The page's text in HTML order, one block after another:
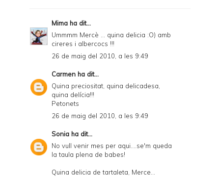
Mima ha dit...
Ummmm Mercè ... quina delicia :O) amb
cireres i albercocs !!!
26 de maig del 2010, a les 9:49
Carmen ha dit...
Quina preciositat, quina delicadesa,
quina delícia!!!
Petonets
26 de maig del 2010, a les 9:49
Sonia ha dit...
No vull venir mes per aqui....se'm queda
la taula plena de babes!
Quina delicia de tartaleta, Merce...